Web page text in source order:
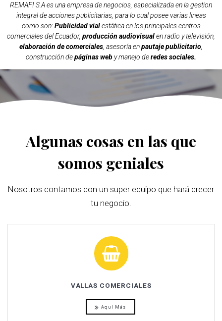
REMAFI S.A es una empresa de negocios, especializada en la gestion
integral de acciones publicitarias, para lo cual posee varias lineas
como son:Publicidad vialestática en los principales centros
comerciales del Ecuador, producción audiovisualen radio y televisión,
elaboración de comerciales , asesoría enpautaje publicitario
construcción depáginas weby manejo deredes sociales.
Algunas cosas en las que
somos geniales
Nosotros contamos con un super equipo que hará crecer
tu negocio.
VALLAS COMERCIALES
Aquí Más